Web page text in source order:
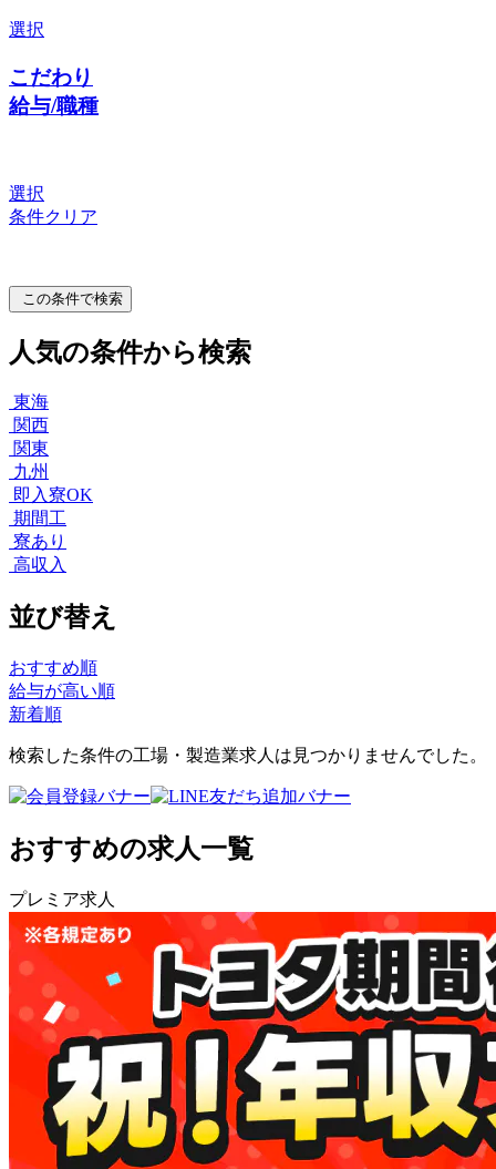
選択
こだわり
給与/職種
選択
条件クリア
この条件で検索
人気の条件から検索
東海
関西
関東
九州
即入寮OK
期間工
寮あり
高収入
並び替え
おすすめ順
給与が高い順
新着順
検索した条件の工場・製造業求人は見つかりませんでした。
おすすめの求人一覧
プレミア求人